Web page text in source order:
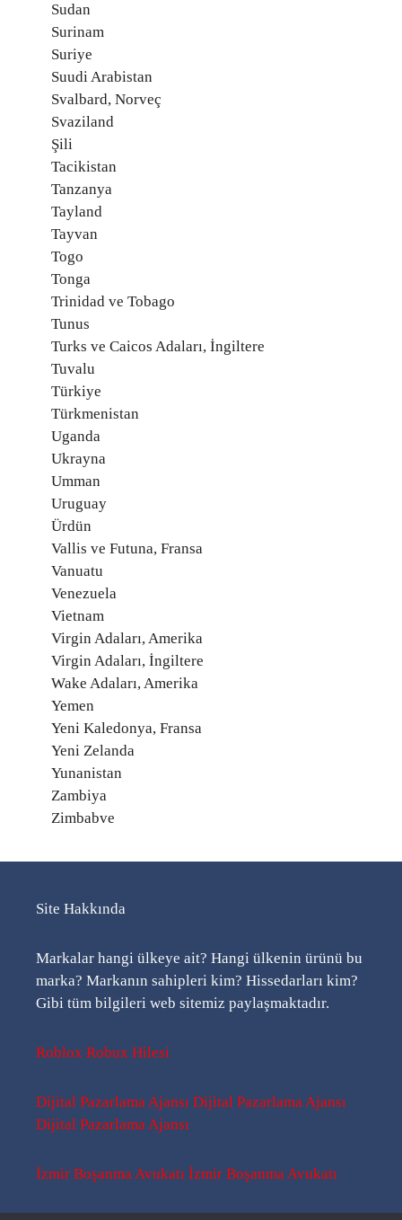
Sudan
Surinam
Suriye
Suudi Arabistan
Svalbard, Norveç
Svaziland
Şili
Tacikistan
Tanzanya
Tayland
Tayvan
Togo
Tonga
Trinidad ve Tobago
Tunus
Turks ve Caicos Adaları, İngiltere
Tuvalu
Türkiye
Türkmenistan
Uganda
Ukrayna
Umman
Uruguay
Ürdün
Vallis ve Futuna, Fransa
Vanuatu
Venezuela
Vietnam
Virgin Adaları, Amerika
Virgin Adaları, İngiltere
Wake Adaları, Amerika
Yemen
Yeni Kaledonya, Fransa
Yeni Zelanda
Yunanistan
Zambiya
Zimbabve
Site Hakkında
Markalar hangi ülkeye ait? Hangi ülkenin ürünü bu
marka? Markanın sahipleri kim? Hissedarları kim?
Gibi tüm bilgileri web sitemiz paylaşmaktadır.
Roblox Robux Hilesi
Dijital Pazarlama Ajansı Dijital Pazarlama Ajansı
Dijital Pazarlama Ajansı
İzmir Boşanma Avukatı İzmir Boşanma Avukatı